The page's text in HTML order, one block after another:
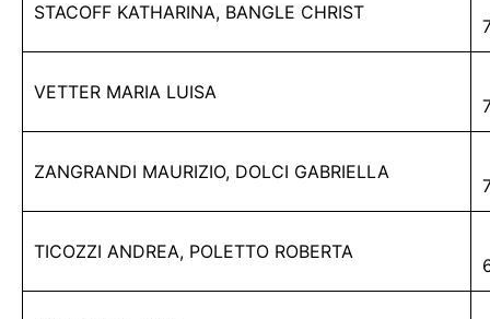
STACOFF KATHARINA, BANGLE CHRIST
VETTER MARIA LUISA
ZANGRANDI MAURIZIO, DOLCI GABRIELLA
TICOZZI ANDREA, POLETTO ROBERTA